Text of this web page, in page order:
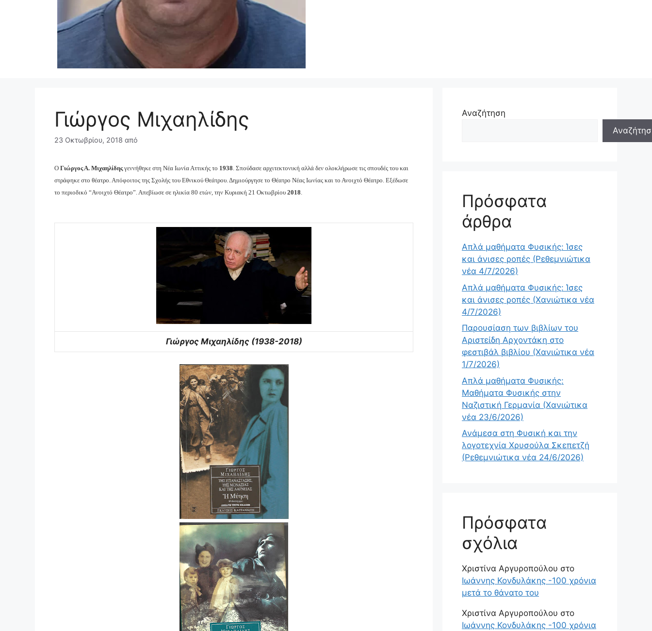
Γιώργος Μιχαηλίδης
23 Οκτωβρίου, 2018 από
Ο Γιώργος Α. Μιχαηλίδηςγεννήθηκε στη Νέα Ιωνία Αττικής το 1938. Σπούδασε αρχιτεκτονική αλλά δεν ολοκλήρωσε τις σπουδές του και
στράφηκε στο θέατρο. Απόφοιτος της Σχολής του Εθνικού Θεάτρου. Δημιούργησε το Θέατρο Νέας Ιωνίας και το Ανοιχτό Θέατρο. Εξέδωσε
το περιοδικό “Ανοιχτό Θέατρο”. Απεβίωσε σε ηλικία 80 ετών, την Κυριακή 21 Οκτωβρίου 2018.
Γιώργος Μιχαηλίδης (1938-2018)
Αναζήτηση
Πρόσφατα
άρθρα
Απλά μαθήματα Φυσικής: Ίσες
και άνισες ροπές (Ρεθεμνιώτικα
νέα 4/7/2026)
Απλά μαθήματα Φυσικής: Ίσες
και άνισες ροπές (Χανιώτικα νέα
4/7/2026)
Παρουσίαση των βιβλίων του
Αριστείδη Αρχοντάκη στο
φεστιβάλ βιβλίου (Χανιώτικα νέα
1/7/2026)
Απλά μαθήματα Φυσικής:
Μαθήματα Φυσικής στην
Ναζιστική Γερμανία (Χανιώτικα
νέα 23/6/2026)
Ανάμεσα στη Φυσική και την
λογοτεχνία Χρυσούλα Σκεπετζή
(Ρεθεμνιώτικα νέα 24/6/2026)
Πρόσφατα
σχόλια
Χριστίνα Αργυροπούλου στο
Ιωάννης Κονδυλάκης -100 χρόνια
μετά το θάνατο του
Χριστίνα Αργυροπούλου στο
Ιωάννης Κονδυλάκης -100 χρόνια